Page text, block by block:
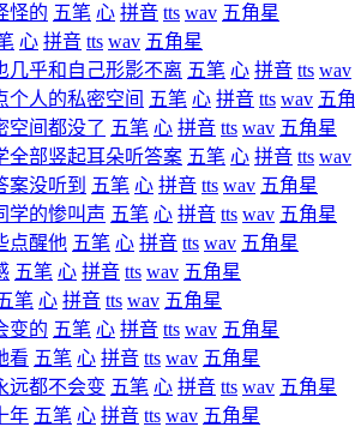
怪的 五笔 心 拼音 tts wav 五角星
心 拼音 tts wav 五角星
几乎和自己形影不离 五笔 心 拼音 tts wav
个人的私密空间 五笔 心 拼音 tts wav 五
空间都没了 五笔 心 拼音 tts wav 五角星
全部竖起耳朵听答案 五笔 心 拼音 tts wav
案没听到 五笔 心 拼音 tts wav 五角星
学的惨叫声 五笔 心 拼音 tts wav 五角星
点醒他 五笔 心 拼音 tts wav 五角星
五笔 心 拼音 tts wav 五角星
笔 心 拼音 tts wav 五角星
变的 五笔 心 拼音 tts wav 五角星
看 五笔 心 拼音 tts wav 五角星
远都不会变 五笔 心 拼音 tts wav 五角星
年 五笔 心 拼音 tts wav 五角星